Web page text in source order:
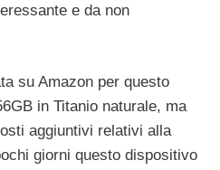
e da non
su Amazon per questo
in Titanio naturale, ma
aggiuntivi relativi alla
giorni questo dispositivo